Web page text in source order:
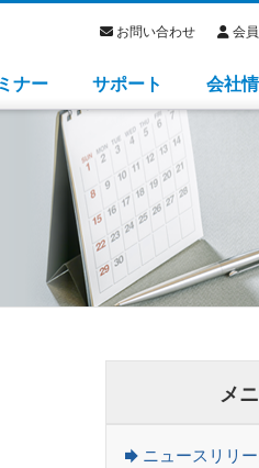
ナー サポート 会社
お問い合わせ 会
メ
ニュースリリ